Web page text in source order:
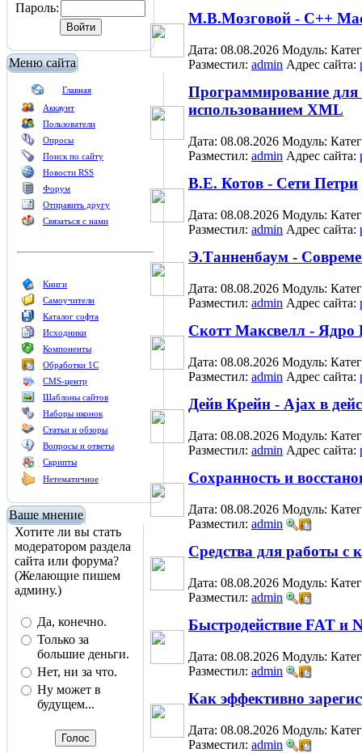
Пароль:
Меню сайта
Главная
Аккаунт
Пользователи
Опросы
Поиск по сайту
Новости RSS
Форум
Отправить другу
Связаться с нами
Книги
Самоучители
Каталог софта
Исходники
Компоненты
Обработки 1С
CMS-центр
Шаблоны сайтов
Наборы иконок
Статьи и обзоры
Вопросы и ответы
Скрипты
Нетематичное
Ваше мнение
Хотите ли вы стать
модератором раздела
сайта или форума?
(Желающие пишем
админу.)
Да, конечно.
Только за
большие деньги.
Нет, ни за что.
Ну может в
будущем...
М.В.Мозговой - C++
Дата: 08.08.2026 Модуль:
Разместил: admin Адрес сайта:
Программирование
использованием XML
Дата: 08.08.2026 Модуль:
Разместил: admin Адрес сайта:
В.Е. Котов - Сети Петри
Дата: 08.08.2026 Модуль:
Разместил: admin Адрес сайта:
Э.Танненбаум -
Дата: 08.08.2026 Модуль:
Разместил: admin Адрес сайта:
Скотт Максвелл - Ядро
Дата: 08.08.2026 Модуль:
Разместил: admin Адрес сайта:
Дейв Крейн - Ajax в
Дата: 08.08.2026 Модуль:
Разместил: admin Адрес сайта:
Сохранность и
Дата: 08.08.2026 Модуль:
Разместил: admin
Средства для работы с
Дата: 08.08.2026 Модуль:
Разместил: admin
Быстродействие FAT и
Дата: 08.08.2026 Модуль:
Разместил: admin
Как эффективно
Дата: 08.08.2026 Модуль:
Разместил: admin